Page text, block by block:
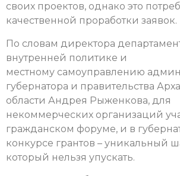
своих проектов, однако это
качественной проработки заявок.
По словам директора
внутренней политике и
местному самоуправлению
губернатора и правительства
области Андрея Рыженкова, для
некоммерческих организаций
гражданском форуме, и в
конкурсе грантов – уникальный
который нельзя упускать.